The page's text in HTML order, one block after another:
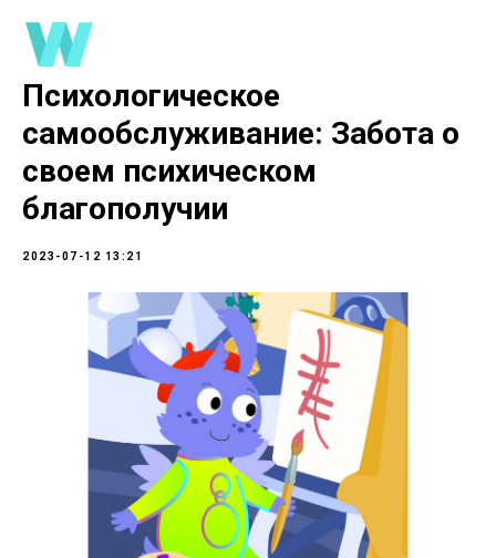
Психологическое
самообслуживание: Забота о
своем психическом
благополучии
2023-07-12 13:21